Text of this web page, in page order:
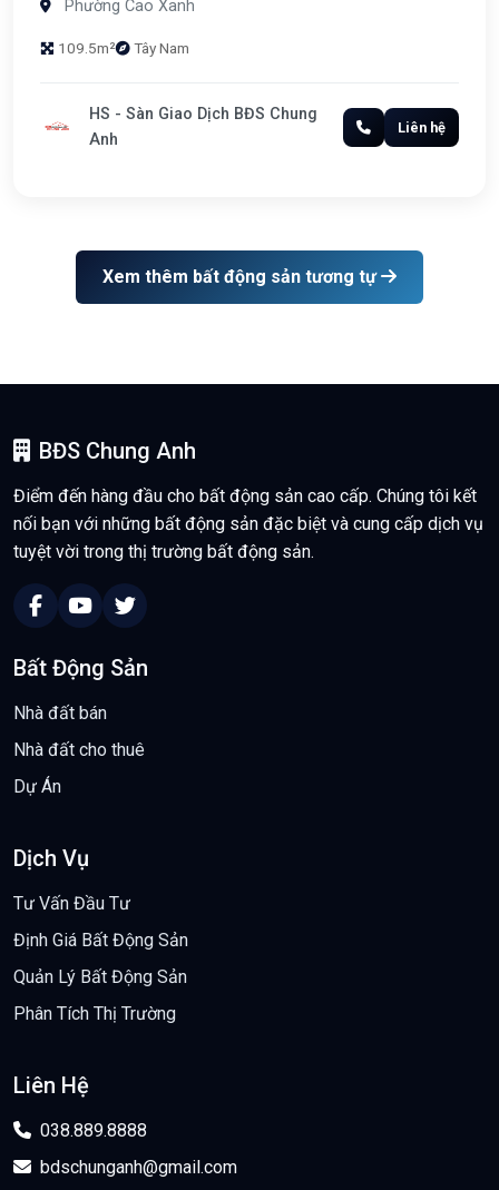
Phường Cao Xanh
109.5m² Tây Nam
HS - Sàn Giao Dịch BĐS Chung
Anh
Liên hệ
Xem thêm bất động sản tương tự
BĐS Chung Anh
Điểm đến hàng đầu cho bất động sản cao cấp. Chúng tôi kết
nối bạn với những bất động sản đặc biệt và cung cấp dịch vụ
tuyệt vời trong thị trường bất động sản.
Bất Động Sản
Nhà đất bán
Nhà đất cho thuê
Dự Án
Dịch Vụ
Tư Vấn Đầu Tư
Định Giá Bất Động Sản
Quản Lý Bất Động Sản
Phân Tích Thị Trường
Liên Hệ
038.889.8888
bdschunganh@gmail.com